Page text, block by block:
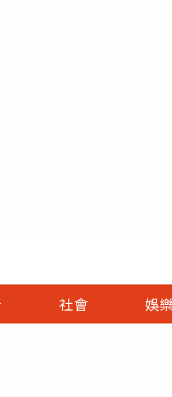
社會 娛樂
首頁
時
財經首頁
熱線
政